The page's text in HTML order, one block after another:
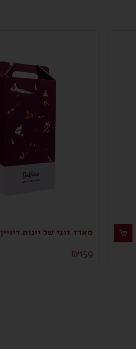
מארז זוגי של יינות דיויין
₪159